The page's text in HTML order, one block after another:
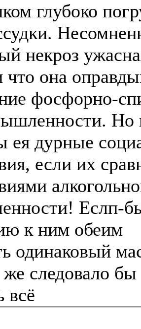
глубоко
некроз
что она
фосфорно-
Но
ея дурные
если их
Еслп-
к ним обеим
одинаковый
же следовало бы
всё